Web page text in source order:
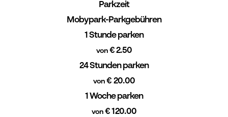
Parkzeit
Mobypark-Parkgebühren
1 Stunde parken
von€ 2.50
24 Stunden parken
von € 20.00
1 Woche parken
von € 120.00